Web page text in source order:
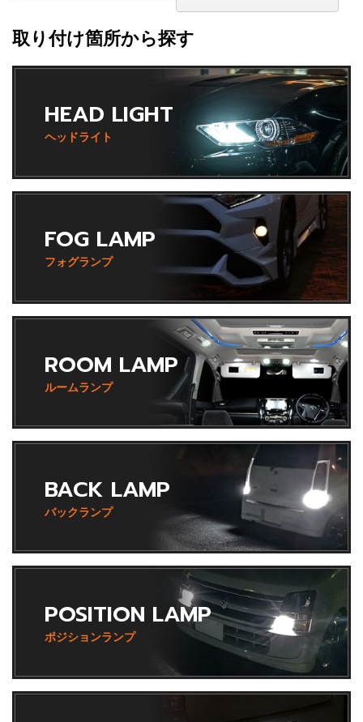
取り付け箇所から探す
HEAD LIGHT
ヘッドライト
FOG LAMP
フォグランプ
ROOM LAMP
ルームランプ
BACK LAMP
バックランプ
POSITION LAMP
ポジションランプ